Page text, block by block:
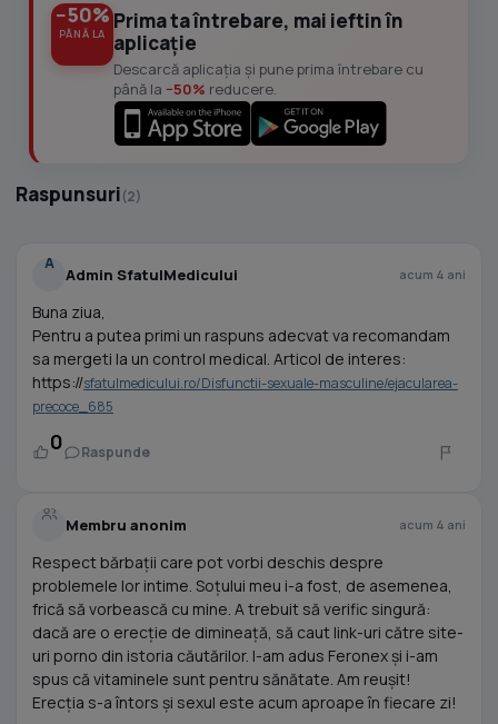
−50%
PÂNĂ LA
Prima ta întrebare, mai ieftin în
aplicație
Descarcă aplicația și pune prima întrebare cu
până la −50% reducere.
Raspunsuri(2)
A
Admin SfatulMedicului acum 4 ani
Buna ziua,
Pentru a putea primi un raspuns adecvat va recomandam
sa mergeti la un control medical. Articol de interes:
https://sfatulmedicului.ro/Disfunctii-sexuale-masculine/ejacularea-
precoce_685
0 Raspunde
Membru anonim acum 4 ani
Respect bărbații care pot vorbi deschis despre
problemele lor intime. Soțului meu i-a fost, de asemenea,
frică să vorbească cu mine. A trebuit să verific singură:
dacă are o erecție de dimineață, să caut link-uri către site-
uri porno din istoria căutărilor. I-am adus Feronex și i-am
spus că vitaminele sunt pentru sănătate. Am reușit!
Erecția s-a întors și sexul este acum aproape în fiecare zi!